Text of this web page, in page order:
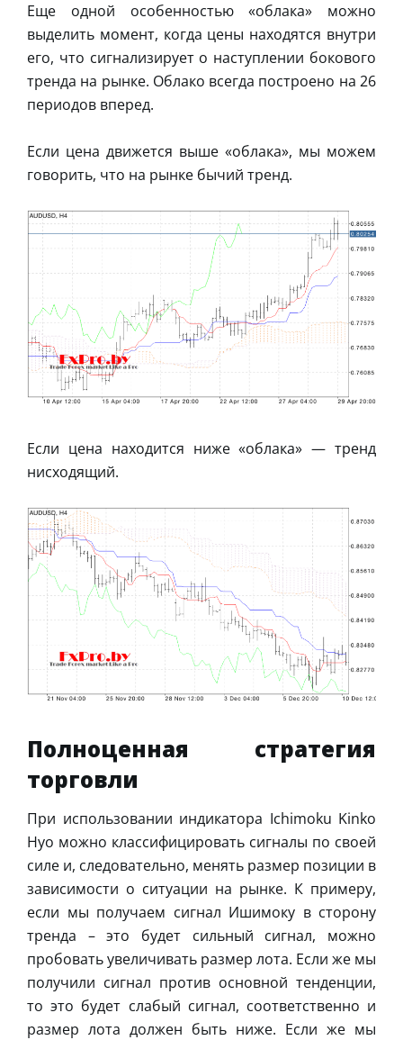
Еще одной особенностью «облака» можно
выделить момент, когда цены находятся внутри
его, что сигнализирует о наступлении бокового
тренда на рынке. Облако всегда построено на 26
периодов вперед.
Если цена движется выше «облака», мы можем
говорить, что на рынке бычий тренд.
Если цена находится ниже «облака» — тренд
нисходящий.
Полноценная стратегия
торговли
При использовании индикатора Ichimoku Kinko
Hyo можно классифицировать сигналы по своей
силе и, следовательно, менять размер позиции в
зависимости о ситуации на рынке. К примеру,
если мы получаем сигнал Ишимоку в сторону
тренда – это будет сильный сигнал, можно
пробовать увеличивать размер лота. Если же мы
получили сигнал против основной тенденции,
то это будет слабый сигнал, соответственно и
размер лота должен быть ниже. Если же мы